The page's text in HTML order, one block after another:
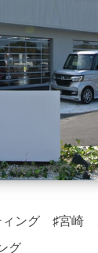
ィング ♯宮崎
グ